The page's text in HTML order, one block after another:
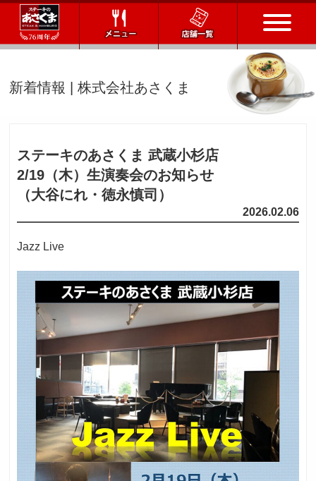
メニュー
会社情報
会社概要
IR情報
お問い合わせ
採用情報
採用トップ
新卒採用
中途採用
新着情報 | 株式会社あさくま
ステーキのあさくま 武蔵小杉店
2/19（木）生演奏会のお知らせ
（大谷にれ・徳永慎司）
2026.02.06
Jazz Live